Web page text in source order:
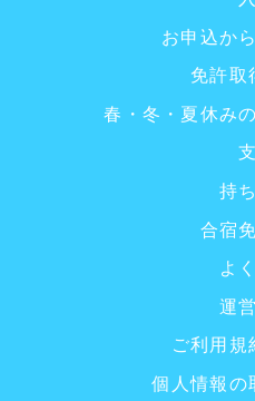
お申込か
免許取
春・冬・夏休み
持
合宿
よ
運
ご利用規
個人情報の